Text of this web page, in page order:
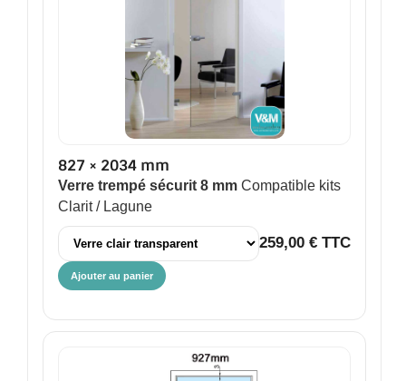
827 × 2034 mm
Verre trempé sécurit 8 mm Compatible kits
Clarit / Lagune
259,00 € TTC
Ajouter au panier